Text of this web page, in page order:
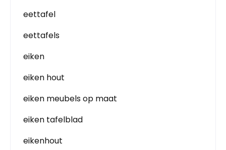
eettafel
eettafels
eiken
eiken hout
eiken meubels op maat
eiken tafelblad
eikenhout